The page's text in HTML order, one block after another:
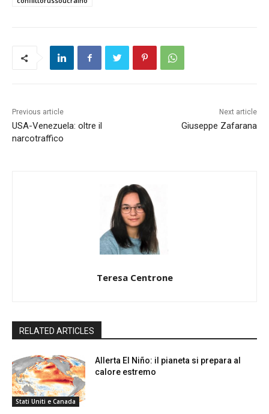
Previous article
USA-Venezuela: oltre il
narcotraffico
Next article
Giuseppe Zafarana
Teresa Centrone
RELATED ARTICLES
Stati Uniti e Canada
Allerta El Niño: il pianeta si prepara al
calore estremo